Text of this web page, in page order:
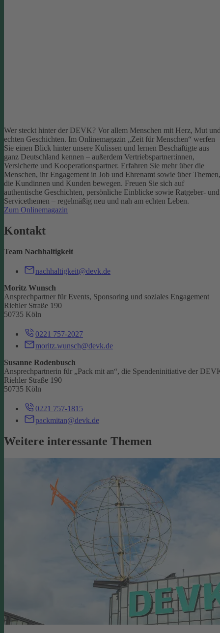
Wer steckt hinter der DEVK? Vor allem Menschen mit Herz, Mut
echten Geschichten. Im Onlinemagazin „Zeit für Menschen“ werfen
Sie einen Blick hinter unsere Kulissen und lernen Beschäftigte aus
ganz Deutschland kennen – außerdem Vertriebspartner:innen,
Versicherte und Kooperationspartner. Erfahren Sie mehr über die
Menschen, ihr Engagement in Job und Ehrenamt sowie über Themen,
die Kundinnen und Kunden bewegen. Freuen Sie sich auf
authentische Geschichten, persönliche Einblicke sowie Ratgeber- und
Servicethemen – regelmäßig neu und nah am echten Leben.
Zum Onlinemagazin
Kontakt
Team Nachhaltigkeit
nachhaltigkeit@devk.de
Moritz Wunsch
Ansprechpartner für Events, Sponsoring und soziales Engagement
Riehler Straße 190
50735 Köln
0221 757-2027
moritz.wunsch@devk.de
Susanne Rodenbusch
Ansprechpartnerin für „Pack mit an“, die Spendeninitiative der
Riehler Straße 190
50735 Köln
0221 757-1815
packmitan@devk.de
Weitere interessante Themen